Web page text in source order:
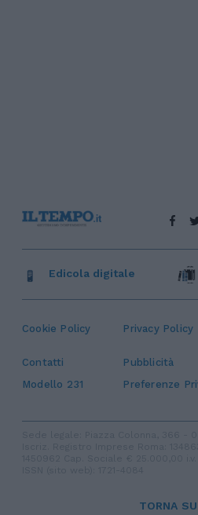
Cookie Policy Privacy Policy
Contatti Pubblicità
Modello 231
Preferenze
Edicola digitale
TORNA SU